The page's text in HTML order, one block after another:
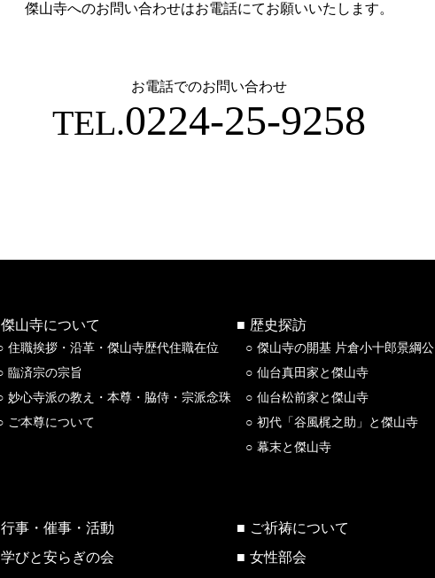
傑山寺へのお問い合わせはお電話にてお願いいたします。
お電話でのお問い合わせ
TEL.0224-25-9258
傑山寺について
住職挨拶・沿革・傑山寺歴代住職在位
臨済宗の宗旨
妙心寺派の教え・本尊・脇侍・宗派念珠
ご本尊について
歴史探訪
傑山寺の開基 片倉小十郎景綱公
仙台真田家と傑山寺
仙台松前家と傑山寺
初代「谷風梶之助」と傑山寺
幕末と傑山寺
行事・催事・活動 ご祈祷について
学びと安らぎの会
女性部会